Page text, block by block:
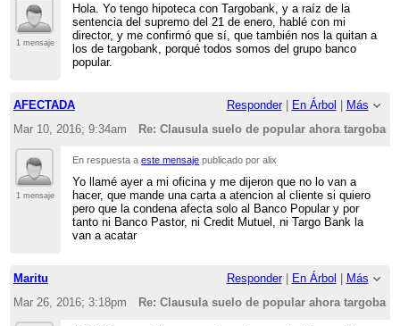
1 mensaje
Hola. Yo tengo hipoteca con Targobank, y a raíz de la
sentencia del supremo del 21 de enero, hablé con mi
director, y me confirmó que sí, que también nos la quitan a
los de targobank, porqué todos somos del grupo banco
popular.
AFECTADA Responder| En Árbol
Más
Mar 10, 2016; 9:34am
Re: Clausula suelo de popular ahora targobank
1 mensaje
En respuesta aeste mensaje publicado por alix
Yo llamé ayer a mi oficina y me dijeron que no lo van a
hacer, que mande una carta a atencion al cliente si quiero
pero que la condena afecta solo al Banco Popular y por
tanto ni Banco Pastor, ni Credit Mutuel, ni Targo Bank la
van a acatar
Maritu Responder| En Árbol
Más
Mar 26, 2016; 3:18pm
Re: Clausula suelo de popular ahora targobank